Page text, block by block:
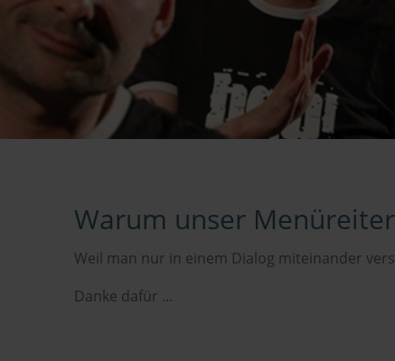
Warum unser
Weil man nur in einem Dialog miteinander
Danke dafür ...